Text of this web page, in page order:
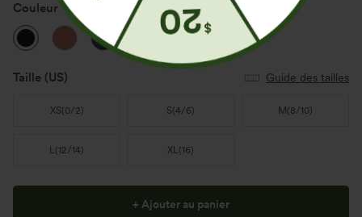
Couleur Noir
Taille (US) Guide des tailles
XS(0/2) S(4/6) M (8/10)
L(12/14) XL(16)
+ Ajouter au panier